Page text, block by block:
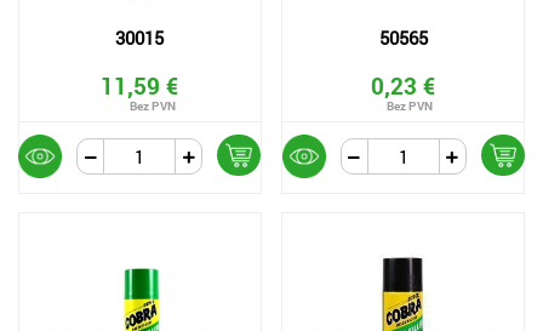
30015
11,59 €
50565
0,23 €